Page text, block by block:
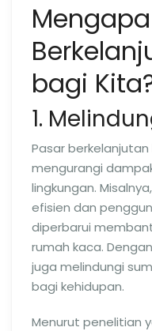
bagi
1.
Pasar
mengurangi
lingkungan.
efisien dan
diperbarui
rumah kaca.
juga melindungi
bagi kehidupan.
Menurut penelitian